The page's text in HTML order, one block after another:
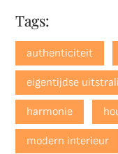
Tags:
authenticiteit
eigentijdse
harmonie
modern interieur